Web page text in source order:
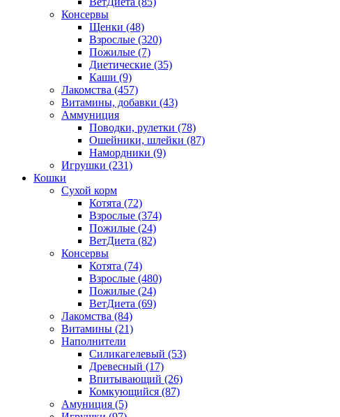
Консервы
Щенки (48)
Взрослые (320)
Пожилые (7)
Диетические (35)
Каши (9)
Лакомства (457)
Витамины, добавки (43)
Аммуниция
Поводки, рулетки (78)
Ошейники, шлейки (87)
Намордники (9)
Игрушки (231)
Кошки
Сухой корм
Котята (72)
Взрослые (374)
Пожилые (24)
ВетДиета (82)
Консервы
Котята (74)
Взрослые (480)
Пожилые (24)
ВетДиета (69)
Лакомства (84)
Витамины (21)
Наполнители
Силикагелевый (53)
Древесный (17)
Впитывающий (26)
Комкующийся (87)
Амуниция (5)